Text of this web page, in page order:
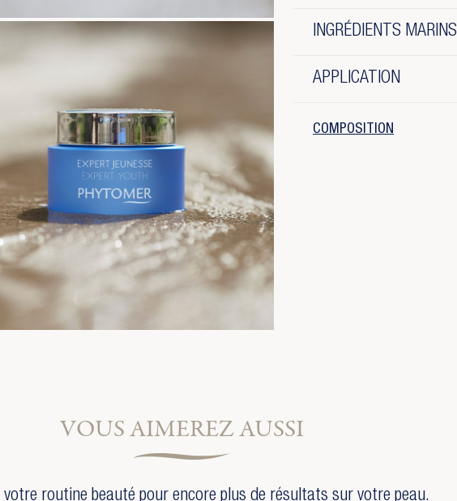
INGRÉDIENTS MARINS
APPLICATION
COMPOSITION
VOUS AIMEREZ AUSSI
votre routine beauté pour encore plus de résultats sur votre peau.